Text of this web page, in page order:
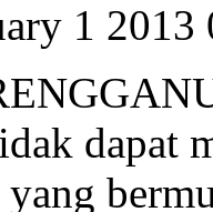
1
dapat
yang